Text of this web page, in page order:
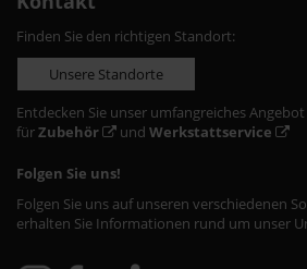
Finden Sie den richtigen Standort:
Unsere Standorte
Entdecken Sie unser umfangreiches Angebot
fürZubehör und Werkstattservice
Folgen Sie uns!
Folgen Sie uns auf unseren verschiedenen
erhalten Sie Informationen rund um unser